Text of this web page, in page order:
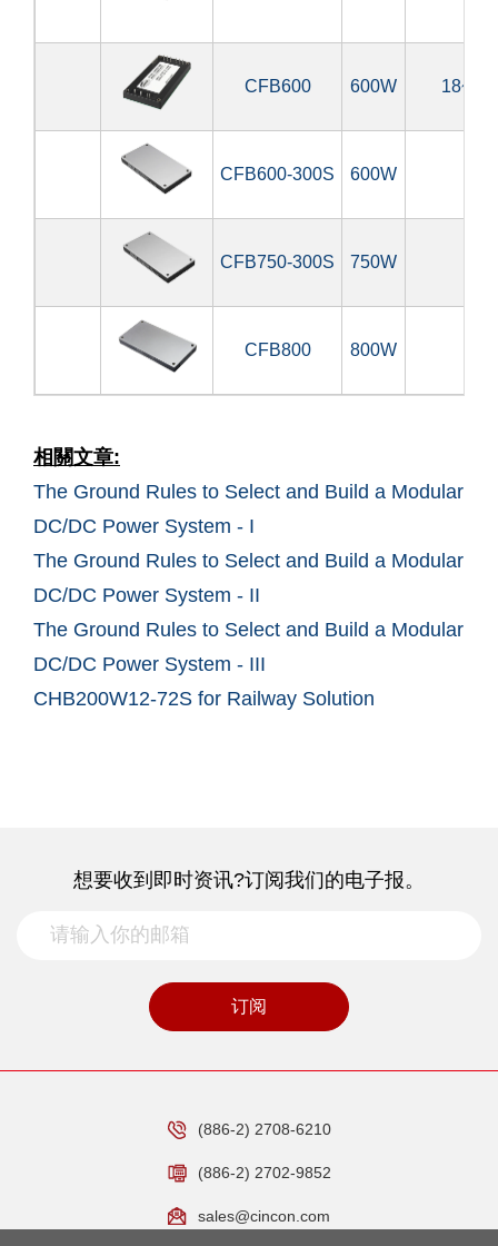
CFB600 600W
CFB600-300S 600W
CFB750-300S 750W
CFB800 800W
相關文章:
The Ground Rules to Select and Build a Modular
DC/DC Power System - I
The Ground Rules to Select and Build a Modular
DC/DC Power System - II
The Ground Rules to Select and Build a Modular
DC/DC Power System - III
CHB200W12-72S for Railway Solution
想要收到即时资讯?订阅我们的电子报。
订阅
(886-2) 2708-6210
(886-2) 2702-9852
sales@cincon.com